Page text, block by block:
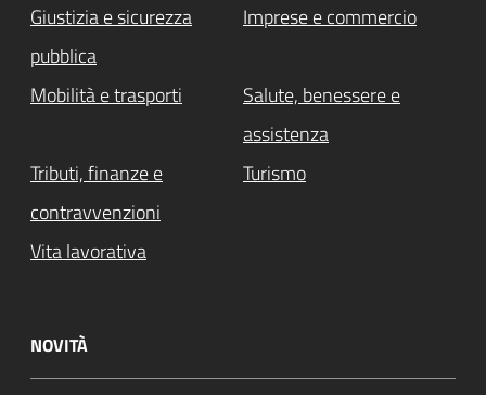
Giustizia e sicurezza
pubblica
Imprese e commercio
Mobilità e trasporti
Salute, benessere e
assistenza
Tributi, finanze e
contravvenzioni
Turismo
Vita lavorativa
NOVITÀ